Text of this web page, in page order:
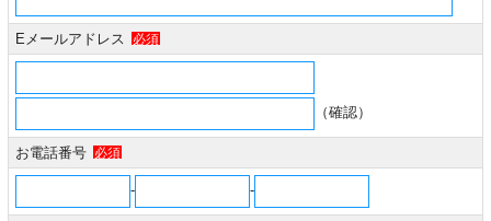
Eメールアドレス 必須
（確認）
お電話番号 必須
- -
マウスピース＆ポーチ
ストラップ